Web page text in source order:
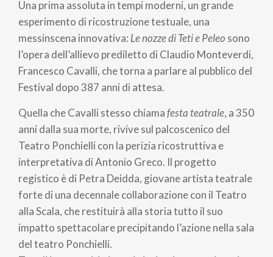
pane
Una prima assoluta in tempi moderni, un grande
esperimento di ricostruzione testuale, una
messinscena innovativa: Le nozze di Teti e Peleo sono
l’opera dell’allievo prediletto di Claudio Monteverdi,
Francesco Cavalli, che torna a parlare al pubblico del
Festival dopo 387 anni di attesa.
Quella che Cavalli stesso chiamafesta teatrale, a 350
anni dalla sua morte, rivive sul palcoscenico del
Teatro Ponchielli con la perizia ricostruttiva e
interpretativa di Antonio Greco. Il progetto
registico è di Petra Deidda, giovane artista teatrale
forte di una decennale collaborazione con il Teatro
alla Scala, che restituirà alla storia tutto il suo
impatto spettacolare precipitando l’azione nella sala
del teatro Ponchielli.